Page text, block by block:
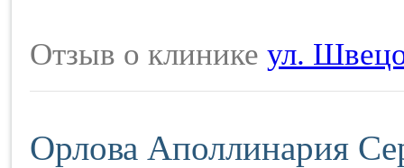
Отзыв о клинике ул.
Орлова Аполлинария